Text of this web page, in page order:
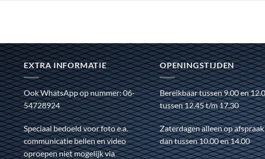
EXTRA INFORMATIE
Ook WhatsApp op nummer: 06-
54728924
Speciaal bedoeld voor foto e.a.
communicatie bellen en video
oproepen niet mogelijk via
OPENINGSTIJDEN
Bereikbaar tussen 9.00 en
tussen 12.45 t/m 17.30
Zaterdagen alleen op
dan tussen 10.00 en 14.00